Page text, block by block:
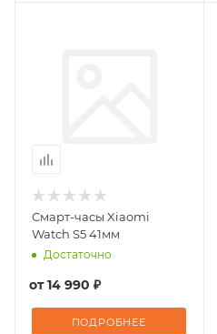
Смарт-часы Xiaomi
Watch S5 41мм
Достаточно
от14 990 ₽
ПОДРОБНЕЕ